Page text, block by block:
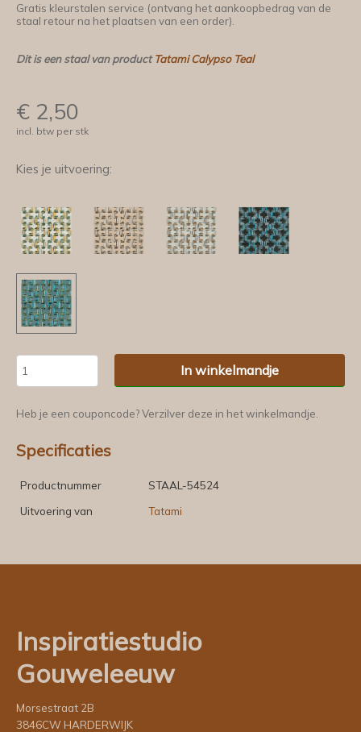
Gratis kleurstalen service (ontvang het aankoopbedrag van de
staal retour na het plaatsen van een order).
Dit is een staal van productTatami Calypso Teal
€ 2,50
incl. btw per stk
Kies je uitvoering:
In winkelmandje
Heb je een couponcode? Verzilver deze in het winkelmandje.
Specificaties
Productnummer
STAAL-54524
Uitvoering van
Tatami
Inspiratiestudio
Gouweleeuw
Morsestraat 2B
3846CW HARDERWIJK